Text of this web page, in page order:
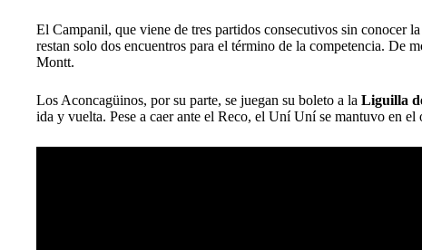
El Campanil, que viene de tres partidos consecutivos sin conocer
restan solo dos encuentros para el término de la competencia. De
Montt.
Los Aconcagüinos, por su parte, se juegan su boleto a la Liguilla
ida y vuelta. Pese a caer ante el Reco, el Uní Uní se mantuvo en